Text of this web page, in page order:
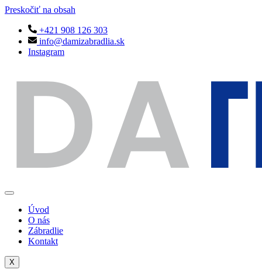
Preskočiť na obsah
+421 908 126 303
info@damizabradlia.sk
Instagram
Úvod
O nás
Zábradlie
Kontakt
X